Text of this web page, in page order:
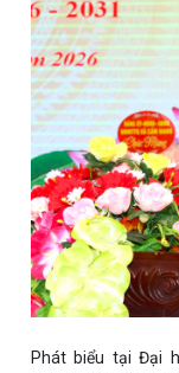
Phát biểu tại Đại